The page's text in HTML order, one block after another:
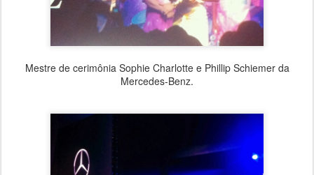
Mestre de cerimônia Sophie Charlotte e Phillip Schiemer da
Mercedes-Benz.